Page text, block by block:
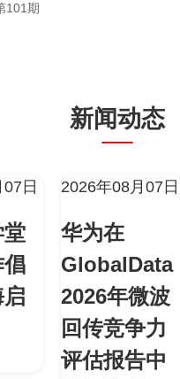
101期
新闻动态
日
堂
倡
2026年08月07日
华为在
GlobalData
2026年微波
回传竞争力
评估报告中